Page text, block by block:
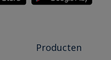
Producten